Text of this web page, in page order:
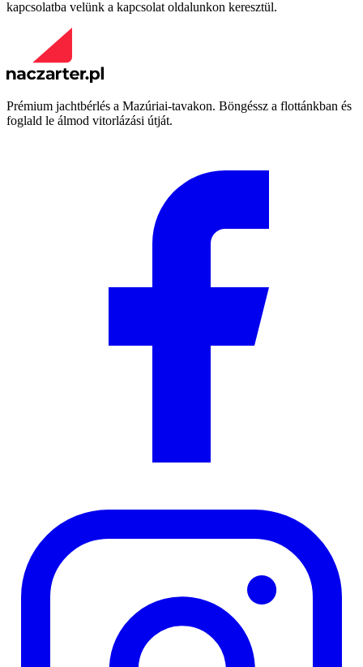
kapcsolatba velünk a kapcsolat oldalunkon keresztül.
Prémium jachtbérlés a Mazúriai-tavakon. Böngéssz a flottánkban és
foglald le álmod vitorlázási útját.